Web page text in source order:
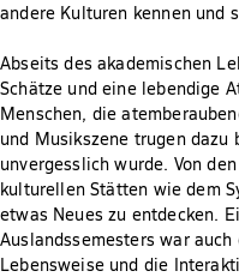
andere Kulturen kennen und
Abseits des akademischen
Schätze und eine lebendige
Menschen, die
und Musikszene trugen
unvergesslich wurde. Von
kulturellen Stätten wie dem
etwas Neues zu entdecken.
Auslandssemesters war
Lebensweise und die